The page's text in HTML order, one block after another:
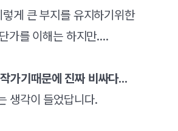
게 큰 부지를 유지하기위한
가를 이해는 하지만....
가기때문에 진짜 비싸다...
생각이 들었답니다.